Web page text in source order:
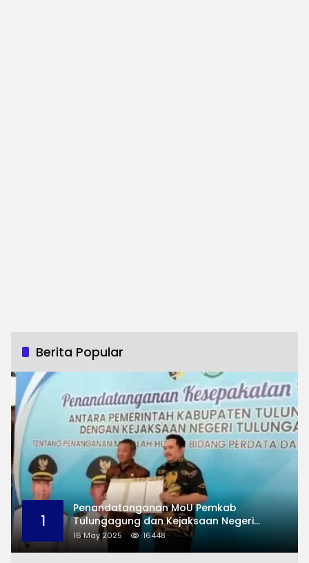
Berita Popular
1
Penandatanganan MoU Pemkab
Tulungagung dan Kejaksaan Negeri
Permasalahan Hukum
16 May 2025 16448